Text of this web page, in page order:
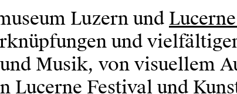
Luzern und
und
Musik, von visuellem
Lucerne Festival und